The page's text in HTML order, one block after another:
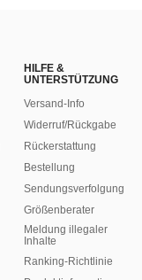
HILFE &
UNTERSTÜTZUNG
Versand-Info
Widerruf/Rückgabe
Rückerstattung
Bestellung
Sendungsverfolgung
Größenberater
Meldung illegaler
Inhalte
Ranking-Richtlinie